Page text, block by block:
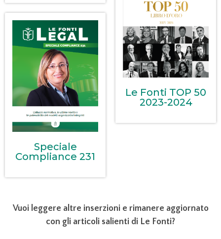
Le Fonti TOP 50
2023-2024
Speciale
Compliance 231
Vuoi leggere altre inserzioni e rimanere aggiornato
con gli articoli salienti di Le Fonti?